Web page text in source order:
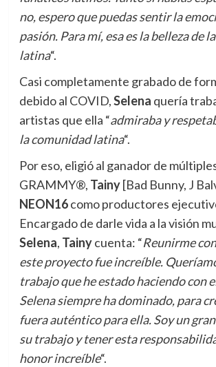
no, espero que puedas sentir la
pasión. Para mí, esa es la belleza de
latina“.
Casi completamente grabado de
debido al COVID,Selena quería
artistas que ella “admiraba y
la comunidad latina“.
Por eso, eligió al ganador de
GRAMMY®, Tainy[Bad Bunny, J
NEON16como productores
Encargado de darle vida a la visión
Selena, Tainycuenta: “Reunirme
este proyecto fue increíble.
trabajo que he estado haciendo con
Selena siempre ha dominado, para
fuera auténtico para ella. Soy un
su trabajo y tener esta
honor increíble“.